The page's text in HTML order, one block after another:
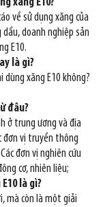
xăng E10?
về sử dụng xăng của
dầu, doanh nghiệp sản
E10.
là gì?
dùng xăng E10 không?
đâu?
ở trung ương và địa
đơn vị truyền thông
đơn vị nghiên cứu
cơ, nhiên liệu;
là gì?
mà còn là một giải